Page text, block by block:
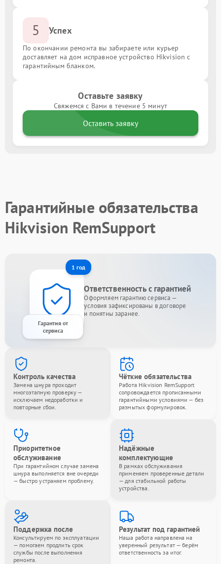
5 Успех
По окончании ремонта вы забираете или курьер
доставляет на дом исправное устройство Hikvision с
гарантийным бланком.
Оставьте заявку
Свяжемся с Вами в течение 5 минут
Оставить заявку
Гарантийные обязательства
Hikvision RemSupport
1 год
Гарантия от
сервиса
Ответственность с гарантией
Оформляем гарантию сервиса —
условия зафиксированы в договоре
и понятны заранее.
Контроль качества
Замена шнура проходит
многоэтапную проверку —
исключаем недоработки и
повторные сбои.
Чёткие обязательства
Работа Hikvision RemSupport
сопровождается прописанными
гарантийными условиями — без
размытых формулировок.
Приоритетное
обслуживание
При гарантийном случае замена
шнура выполняется вне очереди
— быстро устраняем проблему.
Надёжные
комплектующие
В рамках обслуживания
применяем проверенные детали
— для стабильной работы
устройства.
Поддержка после
Консультируем по эксплуатации
— помогаем продлить срок
службы после выполнения
ремонта.
Результат под гарантией
Наша работа направлена на
уверенный результат — берём
ответственность за итог.